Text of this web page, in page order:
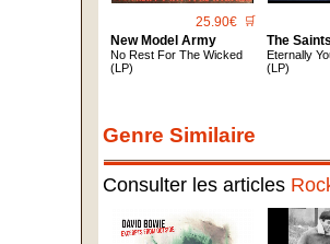
25.90€ 🛒
New Model Army
No Rest For The Wicked
(LP)
The
Eternally
(LP)
Genre Similaire
Consulter les articles